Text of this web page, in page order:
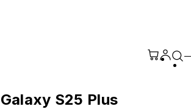
Galaxy S25 Plus